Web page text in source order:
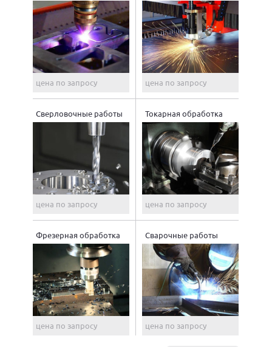
цена по запросу цена по запросу
Сверловочные работы
цена по запросу
Токарная обработка
цена по запросу
Фрезерная обработка
цена по запросу
Сварочные работы
цена по запросу